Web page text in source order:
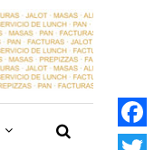
Facebook